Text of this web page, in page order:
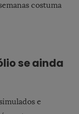
costuma
se ainda
e